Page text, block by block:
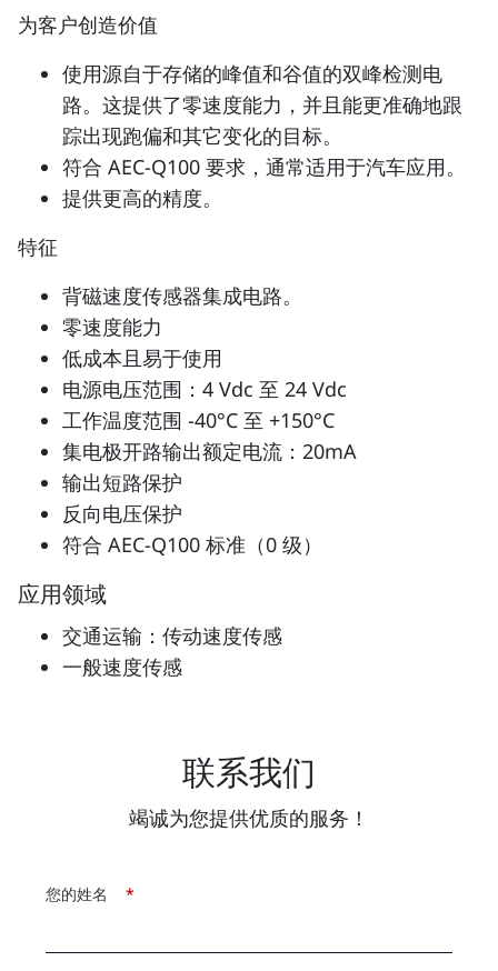
为客户创造价值
使用源自于存储的峰值和谷值的双峰检测电
路。这提供了零速度能力，并且能更准确地跟
踪出现跑偏和其它变化的目标。
符合 AEC-Q100 要求，通常适用于汽车应用。
提供更高的精度。
特征
背磁速度传感器集成电路。
零速度能力
低成本且易于使用
电源电压范围：4 Vdc 至 24 Vdc
工作温度范围 -40°C 至 +150°C
集电极开路输出额定电流：20mA
输出短路保护
反向电压保护
符合 AEC-Q100 标准（0 级）
应用领域
交通运输：传动速度传感
一般速度传感
联系我们
竭诚为您提供优质的服务！
*
您的姓名